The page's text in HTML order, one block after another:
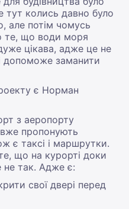
колись давно було
але потім чомусь
те, що води моря
цікава, адже це не
допоможе заманити
є Норман
з аеропорту
вже пропонують
є таксі і маршрутки.
що на курорті доки
не так. Адже є:
свої двері перед